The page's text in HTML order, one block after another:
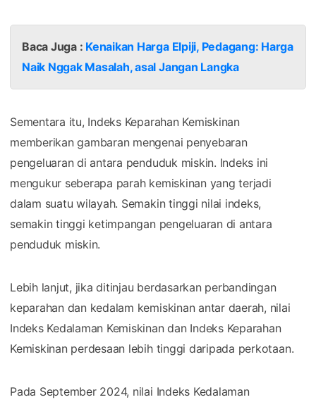
Baca Juga : Kenaikan Harga Elpiji, Pedagang: Harga
Naik Nggak Masalah, asal Jangan Langka
Sementara itu, Indeks Keparahan Kemiskinan
memberikan gambaran mengenai penyebaran
pengeluaran di antara penduduk miskin. Indeks ini
mengukur seberapa parah kemiskinan yang terjadi
dalam suatu wilayah. Semakin tinggi nilai indeks,
semakin tinggi ketimpangan pengeluaran di antara
penduduk miskin.
Lebih lanjut, jika ditinjau berdasarkan perbandingan
keparahan dan kedalam kemiskinan antar daerah, nilai
Indeks Kedalaman Kemiskinan dan Indeks Keparahan
Kemiskinan perdesaan lebih tinggi daripada perkotaan.
Pada September 2024, nilai Indeks Kedalaman